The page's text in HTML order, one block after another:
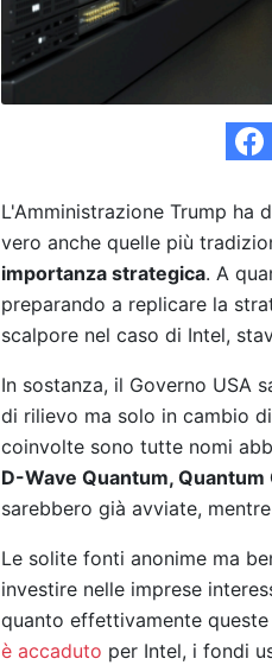
L'Amministrazione Trump ha
vero anche quelle più
importanza strategica. A
preparando a replicare la
scalpore nel caso di Intel,
In sostanza, il Governo USA
di rilievo ma solo in cambio
coinvolte sono tutte nomi
D-Wave Quantum,
sarebbero già avviate,
Le solite fonti anonime ma
investire nelle imprese
quanto effettivamente
è accaduto per Intel, i fondi